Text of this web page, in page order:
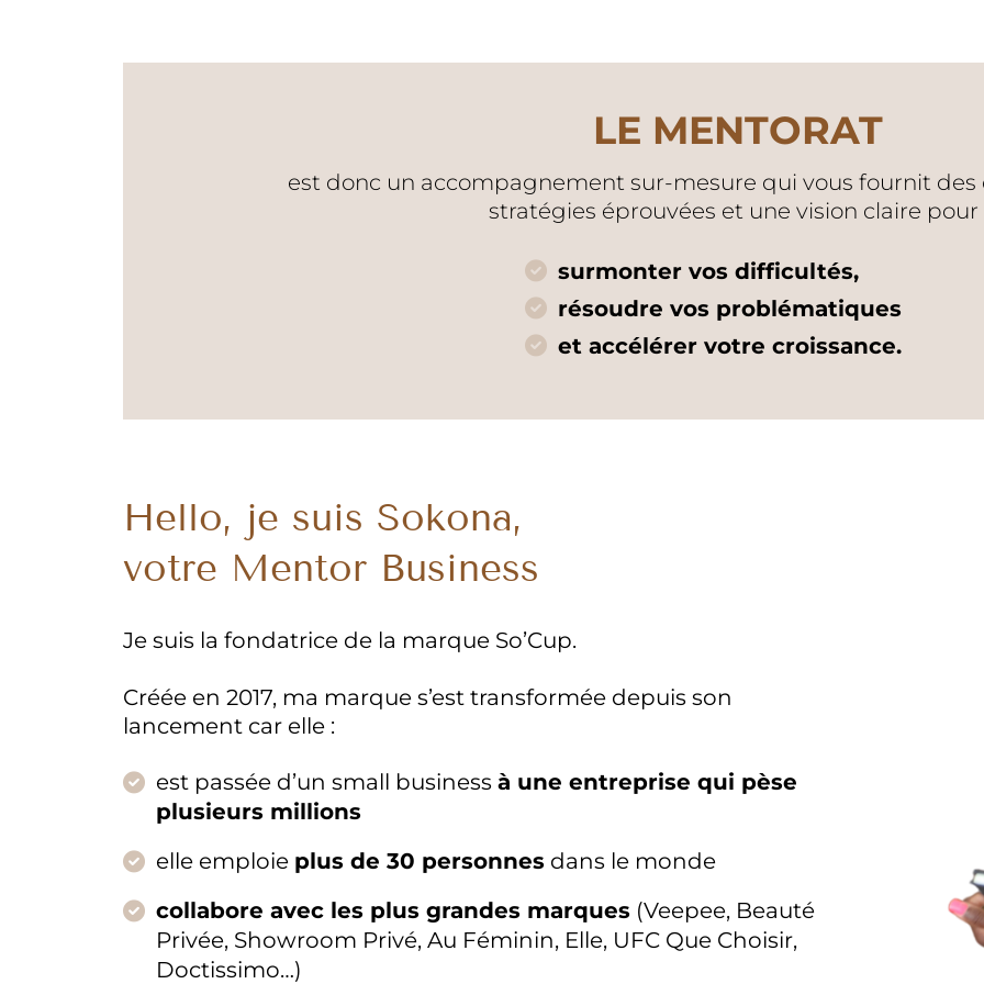
LE MENTORAT
est donc un accompagnement sur-mesure qui vous fournit des
stratégies éprouvées et une vision claire pour
surmonter vos difficultés,
résoudre vos problématiques
et accélérer votre croissance.
Hello, je suis Sokona,
votre Mentor Business
Je suis la fondatrice de la marque So’Cup.
Créée en 2017, ma marque s’est transformée depuis son
lancement car elle :
est passée d’un small business à une entreprise qui pèse
plusieurs millions
elle emploie plus de 30 personnes dans le monde
collabore avec les plus grandes marques (Veepee, Beauté
Privée, Showroom Privé, Au Féminin, Elle, UFC Que Choisir,
Doctissimo…)